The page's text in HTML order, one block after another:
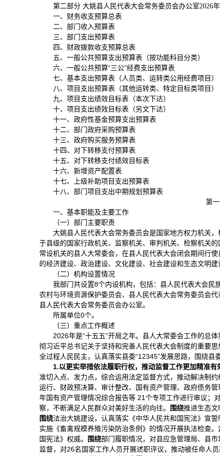
第二部分 大姚县人民代表大会常务委员会办公室2026
一、财务收支预算总表
二、部门收入预算表
三、部门支出预算表
四、财政拨款收支预算总表
五、一般公共预算支出预算表（按功能科目分类）
六、一般公共预算“三公”经费支出预算表
七、基本支出预算表（人员类、运转类公用经费项目）
八、项目支出预算表（其他运转类、特定目标类项目）
九、项目支出绩效目标表（本次下达）
十、项目支出绩效目标表（另文下达）
十一、政府性基金预算支出预算表
十二、部门政府采购预算表
十三、政府购买服务预算表
十四、对下转移支付预算表
十五、对下转移支付绩效目标表
十六、新增资产配置表
十七、上级补助项目支出预算表
十八、部门项目支出中期规划预算表
第
一、基本职能及主要工作
（一）部门主要职责
大姚县人民代表大会常务委员会是国家地方权力机关
于县级的国家行政机关、监察机关、审判机关、检察机关
常设机关的县人大常委会，在县人民代表大会闭会期间行
的经济建设、政治建设、文化建设、社会建设和生态文明
（二）机构设置情况
我部门共设置8个内设机构，包括：县人民代表大会
农村与环境资源保护委员会、县人民代表大会常务委员会
县人民代表大会常务委员会办公室。
所属单位0个。
（三）重点工作概述
2026年是“十五五”开局之年。县人大常委会工作的总
彻习近平总书记关于坚持和完善人民代表大会制度的重要
全过程人民民主，认真落实县委“12345”发展思路，围绕
1.以更实举措依法履职行权，推动监督工作更加精准有
准切入点、发力点，综合运用法定监督方式，推动解决制
运行、财政预决算、审计整改、国有资产管理、政府债务
年国有资产管理情况综合报告等 21个专项工作进行审议；
察，不断满足人民群众对美好生活的向往。
围绕推进生态文
围绕法治大姚建设，认真落实《中华人民共和国宪法》 宣誓
实施《畜禽规模养殖污染防治条例》的情况开展执法检查
国宪法》 权威。 围绕部门履职情况，对县应急管理局、县
监督，对26名国家工作人员开展述职评议，推动被任命人